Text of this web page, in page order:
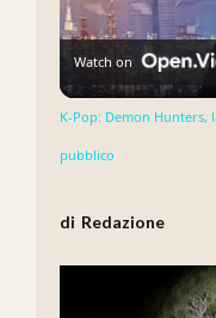
Watch on
K-Pop: Demon Hunters,
pubblico
Redazione